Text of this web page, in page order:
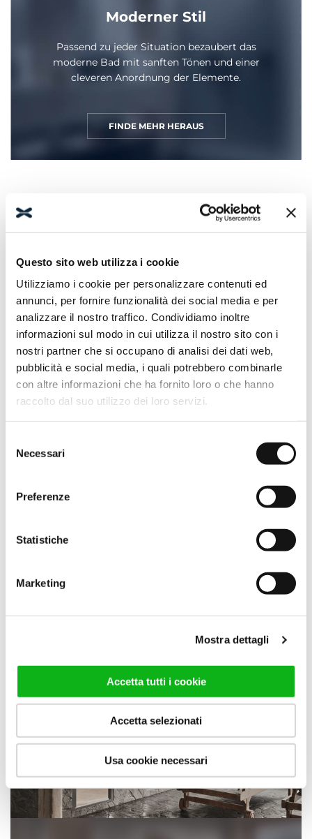
Questo sito web utilizza i cookie
Utilizziamo i cookie per personalizzare contenuti ed
annunci, per fornire funzionalità dei social media e per
analizzare il nostro traffico. Condividiamo inoltre
informazioni sul modo in cui utilizza il nostro sito con i
nostri partner che si occupano di analisi dei dati web,
pubblicità e social media, i quali potrebbero combinarle
con altre informazioni che ha fornito loro o che hanno
raccolto dal suo utilizzo dei loro servizi.
delNecessari
Preferenze
Statistiche
Marketing
Mostra dettagli
Accetta tutti i cookie
Accetta selezionati
Usa cookie necessari
Moderner Stil
Passend zu jeder Situation bezaubert das
moderne Bad mit sanften Tönen und einer
cleveren Anordnung der Elemente.
FINDE MEHR HERAUS
Haus am Meer Stil
Schönheit und Geselligkeit, das natürliche
Licht, das die Räume zum Leben erweckt, wird
zum Blickfang. Sogar in der Stadt.
FINDE MEHR HERAUS